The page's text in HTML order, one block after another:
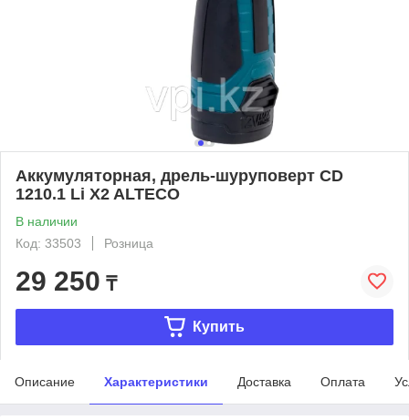
Аккумуляторная, дрель-шуруповерт CD
1210.1 Li X2 ALTECO
В наличии
Код: 33503
Розница
29 250 ₸
Купить
Описание Характеристики Доставка Оплата